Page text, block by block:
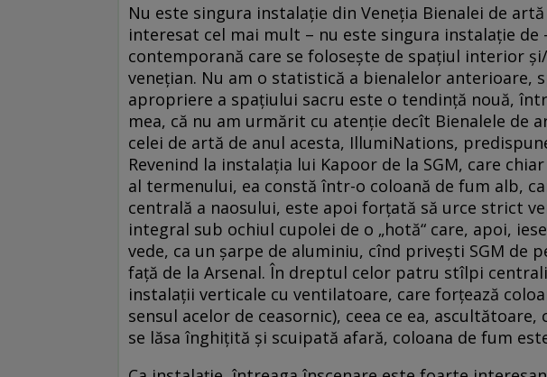
Nu este singura instalaţie din Veneţia Bienalei de
interesat cel mai mult – nu este singura instalaţie de
contemporană care se foloseşte de spaţiul interior
veneţian. Nu am o statistică a bienalelor anterioare,
apropriere a spaţiului sacru este o tendinţă nouă,
mea, că nu am urmărit cu atenţie decît Bienalele de
celei de artă de anul acesta, IllumiNations,
Revenind la instalaţia lui Kapoor de la SGM, care
al termenului, ea constă într-o coloană de fum alb,
centrală a naosului, este apoi forţată să urce strict
integral sub ochiul cupolei de o „hotă“ care, apoi,
vede, ca un şarpe de aluminiu, cînd priveşti SGM de
faţă de la Arsenal. În dreptul celor patru stîlpi
instalaţii verticale cu ventilatoare, care forţează
sensul acelor de ceasornic), ceea ce ea,
se lăsa înghiţită şi scuipată afară, coloana de fum